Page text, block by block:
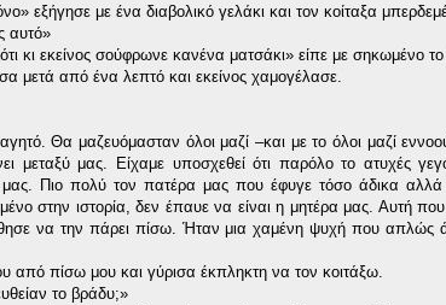
εξήγησε με ένα διαβολικό γελάκι και τον κοίταξα
αυτό»
κι εκείνος σούφρωνε κανένα ματσάκι» είπε με σηκωμένο
μετά από ένα λεπτό και εκείνος χαμογέλασε.
Θα μαζευόμασταν όλοι μαζί –και με το όλοι μαζί
μεταξύ μας. Είχαμε υποσχεθεί ότι παρόλο το ατυχές
μας. Πιο πολύ τον πατέρα μας που έφυγε τόσο άδικα
στην ιστορία, δεν έπαυε να είναι η μητέρα μας. Αυτή
να την πάρει πίσω. Ήταν μια χαμένη ψυχή που απλώς
από πίσω μου και γύρισα έκπληκτη να τον κοιτάξω.
το βράδυ;»